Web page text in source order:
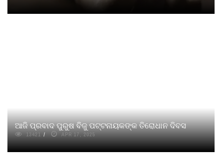
ଆଜି ପ୍ରବାଦ ପୁରୁଷ ବିଜୁ ପଟ୍ଟନାୟକଙ୍କ ତିରୋଧାନ ଦିବସ
13421 APR 17, 2025